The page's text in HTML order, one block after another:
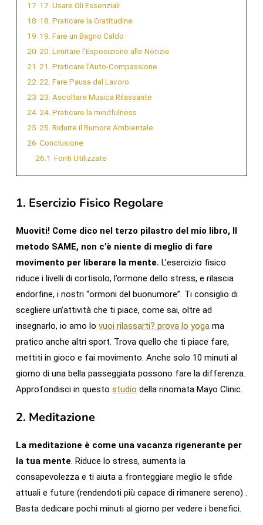
17 17. Usare Oli Essenziali
18 18. Praticare la Gratitudine
19 19. Fare un Bagno Caldo
20 20. Limitare l’Esposizione alle Notizie
21 21. Praticare l’Auto-Compassione
22 22. Fare Pausa dal Lavoro
23 23. Ascoltare Musica Rilassante
24 24. Praticare la mindfulness
25 25. Ridurre il Rumore Ambientale
26 Conclusione
26.1 Fonti Utilizzate
1. Esercizio Fisico Regolare
Muoviti! Come dico nel terzo pilastro del mio libro, Il
metodo SAME, non c’è niente di meglio di fare
movimento per liberare la mente. L’esercizio fisico
riduce i livelli di cortisolo, l’ormone dello stress, e rilascia
endorfine, i nostri “ormoni del buonumore”. Ti consiglio di
scegliere un’attività che ti piace, come sai, oltre ad
insegnarlo, io amo lo vuoi rilassarti? prova lo yogama
pratico anche altri sport. Trova quello che ti piace fare,
mettiti in gioco e fai movimento. Anche solo 10 minuti al
giorno di una bella passeggiata possono fare la differenza.
Approfondisci in questo studio della rinomata Mayo Clinic.
2. Meditazione
La meditazione è come una vacanza rigenerante per
la tua mente. Riduce lo stress, aumenta la
consapevolezza e ti aiuta a fronteggiare meglio le sfide
attuali e future (rendendoti più capace di rimanere sereno) .
Basta dedicare pochi minuti al giorno per vedere i benefici.